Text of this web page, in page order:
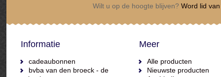
Wilt u op de hoogte blijven? Word lid
Informatie
cadeaubonnen
bvba van den broeck - de
Meer
Alle producten
Nieuwste producten